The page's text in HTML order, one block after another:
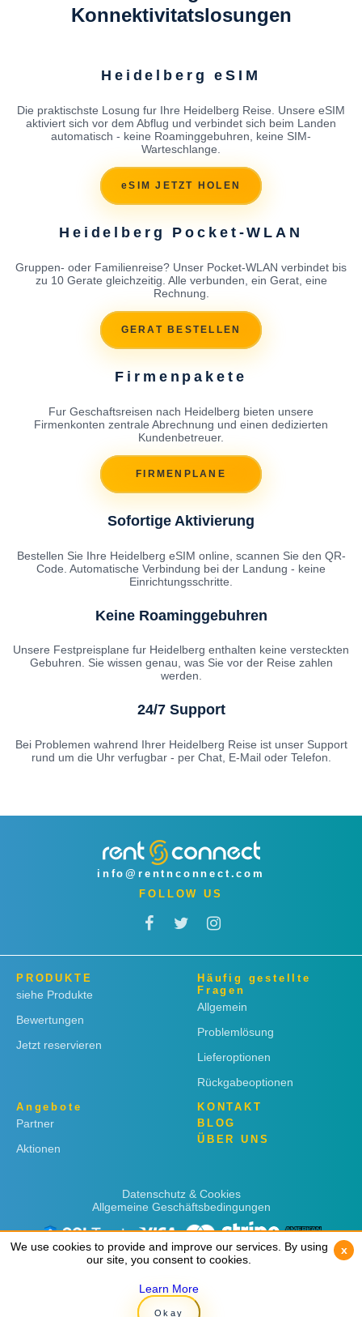
Konnektivitatslosungen
Heidelberg eSIM
Die praktischste Losung fur Ihre Heidelberg Reise. Unsere eSIM
aktiviert sich vor dem Abflug und verbindet sich beim Landen
automatisch - keine Roaminggebuhren, keine SIM-
Warteschlange.
eSIM JETZT HOLEN
Heidelberg Pocket-WLAN
Gruppen- oder Familienreise? Unser Pocket-WLAN verbindet bis
zu 10 Gerate gleichzeitig. Alle verbunden, ein Gerat, eine
Rechnung.
GERAT BESTELLEN
Firmenpakete
Fur Geschaftsreisen nach Heidelberg bieten unsere
Firmenkonten zentrale Abrechnung und einen dedizierten
Kundenbetreuer.
FIRMENPLANE
Sofortige Aktivierung
Bestellen Sie Ihre Heidelberg eSIM online, scannen Sie den QR-
Code. Automatische Verbindung bei der Landung - keine
Einrichtungsschritte.
Keine Roaminggebuhren
Unsere Festpreisplane fur Heidelberg enthalten keine versteckten
Gebuhren. Sie wissen genau, was Sie vor der Reise zahlen
werden.
24/7 Support
Bei Problemen wahrend Ihrer Heidelberg Reise ist unser Support
rund um die Uhr verfugbar - per Chat, E-Mail oder Telefon.
info@rentnconnect.com
FOLLOW US
PRODUKTE
siehe Produkte
Bewertungen
Jetzt reservieren
Häufig gestellte
Fragen
Allgemein
Problemlösung
Lieferoptionen
Rückgabeoptionen
Angebote
Partner
Aktionen
KONTAKT
BLOG
ÜBER UNS
Datenschutz & Cookies
Allgemeine Geschäftsbedingungen
Copyright © 2019 Rent 'n Connect
We use cookies to provide and improve our services. By using
our site, you consent to cookies.
Learn More
Okay
x
We use cookies to provide and improve our services. By using
our site, you consent to cookies.
Learn More
Okay
x